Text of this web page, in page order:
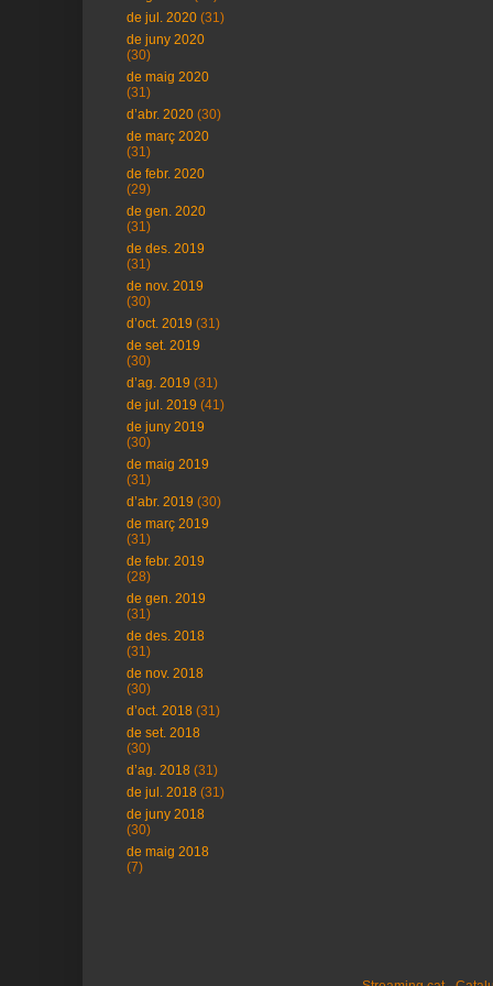
de jul. 2020 (31)
de juny 2020
(30)
de maig 2020
(31)
d’abr. 2020 (30)
de març 2020
(31)
de febr. 2020
(29)
de gen. 2020
(31)
de des. 2019
(31)
de nov. 2019
(30)
d’oct. 2019 (31)
de set. 2019
(30)
d’ag. 2019 (31)
de jul. 2019 (41)
de juny 2019
(30)
de maig 2019
(31)
d’abr. 2019 (30)
de març 2019
(31)
de febr. 2019
(28)
de gen. 2019
(31)
de des. 2018
(31)
de nov. 2018
(30)
d’oct. 2018 (31)
de set. 2018
(30)
d’ag. 2018 (31)
de jul. 2018 (31)
de juny 2018
(30)
de maig 2018
(7)